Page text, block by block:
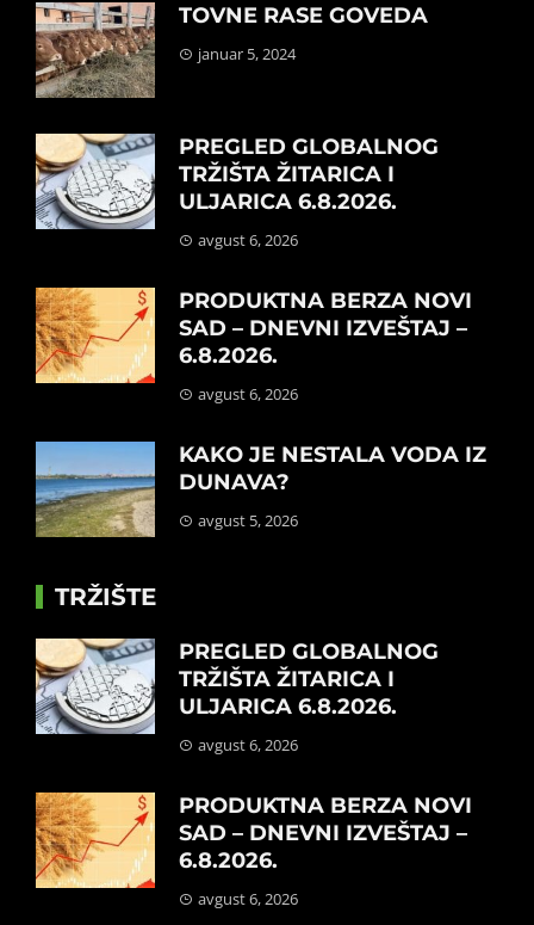
TOVNE RASE GOVEDA
januar 5, 2024
PREGLED GLOBALNOG
TRŽIŠTA ŽITARICA I
ULJARICA 6.8.2026.
avgust 6, 2026
PRODUKTNA BERZA NOVI
SAD – DNEVNI IZVEŠTAJ –
6.8.2026.
avgust 6, 2026
KAKO JE NESTALA VODA IZ
DUNAVA?
avgust 5, 2026
TRŽIŠTE
PREGLED GLOBALNOG
TRŽIŠTA ŽITARICA I
ULJARICA 6.8.2026.
avgust 6, 2026
PRODUKTNA BERZA NOVI
SAD – DNEVNI IZVEŠTAJ –
6.8.2026.
avgust 6, 2026